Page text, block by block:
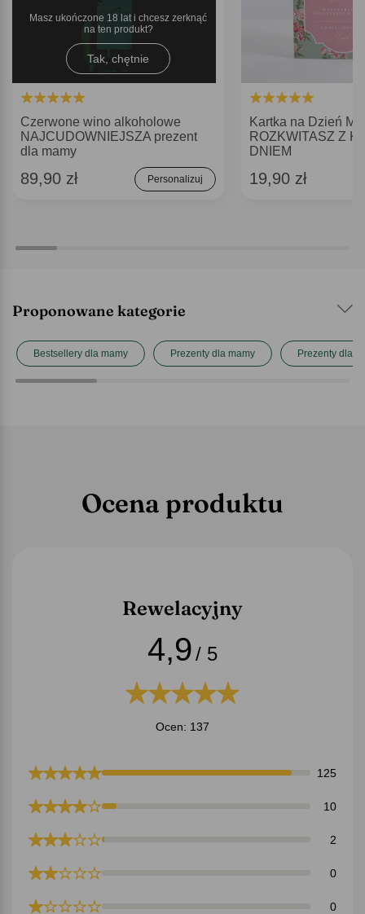
Masz ukończone 18 lat i chcesz zerknąć
na ten produkt
Tak, chętnie
Czerwone wino alkoholowe
NAJCUDOWNIEJSZA prezent
dla mamy
89,90 zł Personalizuj
Kartka na Dzień
ROZKWITASZ Z
DNIEM
19,90 zł
Proponowane kategorie
Bestsellery dla mamy Prezenty dla mamy Prezenty dla
Ocena produktu
Rewelacyjny
4,9/ 5
Ocen: 137
125
10
2
0
0